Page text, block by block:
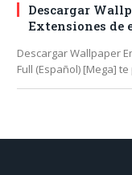
Descargar
Extensiones de
Descargar Wallpaper
Full (Español) [Mega]